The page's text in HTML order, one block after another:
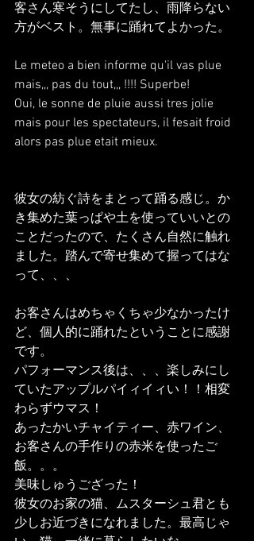
客さん寒そうにしてたし、雨降らない
方がベスト。無事に踊れてよかった。
Le meteo a bien informe qu'il vas plue
mais,,, pas du tout,,, !!!! Superbe!
Oui, le sonne de pluie aussi tres jolie
mais pour les spectateurs, il fesait froid
alors pas plue etait mieux.
彼女の紡ぐ詩をまとって踊る感じ。か
き集めた葉っぱや土を使っていいとの
ことだったので、たくさん自然に触れ
ました。踏んで寄せ集めて握ってはな
って、、、
お客さんはめちゃくちゃ少なかったけ
ど、個人的に踊れたということに感謝
です。
パフォーマンス後は、、、楽しみにし
ていたアップルパイィイィい！！相変
わらずウマス！
あったかいチャイティー、赤ワイン、
お客さんの手作りの赤米を使ったご
飯。。。
美味しゅうござった！
彼女のお家の猫、ムスターシュ君とも
少しお近づきになれました。最高じゃ